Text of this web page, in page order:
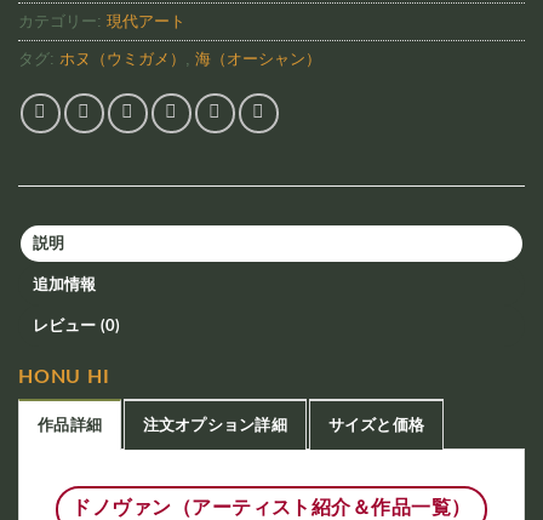
カテゴリー: 現代アート
タグ: ホヌ（ウミガメ） , 海（オーシャン）
説明
追加情報
レビュー (0)
HONU HI
作品詳細 注文オプション詳細 サイズと価格
ドノヴァン（アーティスト紹介＆作品一覧）